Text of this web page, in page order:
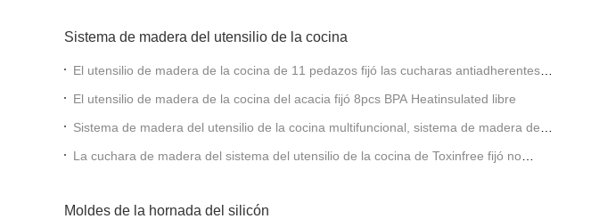
Sistema de madera del utensilio de la cocina
El utensilio de madera de la cocina de 11 pedazos fijó las cucharas antiadherentes
El utensilio de madera de la cocina del acacia fijó 8pcs BPA Heatinsulated libre
Sistema de madera del utensilio de la cocina multifuncional, sistema de madera de la
La cuchara de madera del sistema del utensilio de la cocina de Toxinfree fijó no
Moldes de la hornada del silicón